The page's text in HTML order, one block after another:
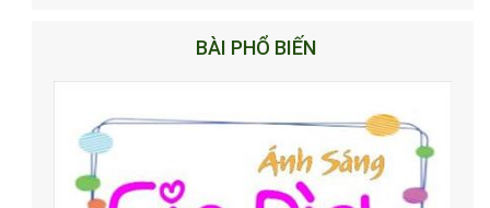
BÀI PHỔ BIẾN